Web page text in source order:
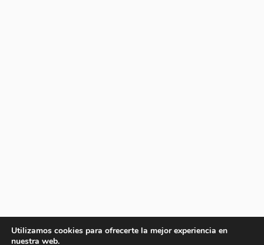
Utilizamos cookies para ofrecerte la mejor experiencia en
nuestra web.